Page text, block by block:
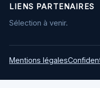
LIENS PARTENAIRES
Sélection à venir.
Mentions légales